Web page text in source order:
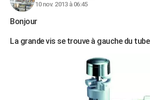
10 nov. 2013 à 06:45
Bonjour
La grande vis se trouve à gauche du tube